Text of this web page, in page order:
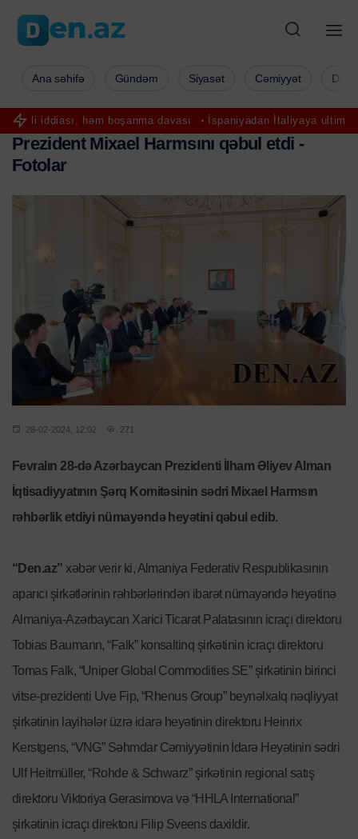
boşanma davası İspaniyadan İtaliyaya ultimatum: Avqustun 9-
Ana səhifə Gündəm Siyasət Cəmiyyət
Prezident Mixael Harmsını qəbul etdi -
Fotolar
28-02-2024, 12:02 271
Fevralın 28-də Azərbaycan Prezidenti İlham Əliyev Alman
İqtisadiyyatının Şərq Komitəsinin sədri Mixael Harmsın
rəhbərlik etdiyi nümayəndə heyətini qəbul edib.
“Den.az” xəbər verir ki, Almaniya Federativ Respublikasının
aparıcı şirkətlərinin rəhbərlərindən ibarət nümayəndə heyətinə
Almaniya-Azərbaycan Xarici Ticarət Palatasının icraçı direktoru
Tobias Baumann, “Falk” konsaltinq şirkətinin icraçı direktoru
Tomas Falk, “Uniper Global Commodities SE” şirkətinin birinci
vitse-prezidenti Uve Fip, “Rhenus Group” beynəlxalq nəqliyyat
şirkətinin layihələr üzrə idarə heyətinin direktoru Heinrix
Kerstgens, “VNG” Səhmdar Cəmiyyətinin İdarə Heyətinin sədri
Ulf Heitmüller, “Rohde & Schwarz” şirkətinin regional satış
direktoru Viktoriya Gerasimova və “HHLA International”
şirkətinin icraçı direktoru Filip Sveens daxildir.